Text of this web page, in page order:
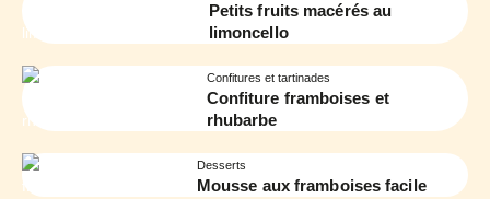
Petits fruits macérés au
limoncello
Confitures et tartinades
Confiture framboises et
rhubarbe
Desserts
Mousse aux framboises facile